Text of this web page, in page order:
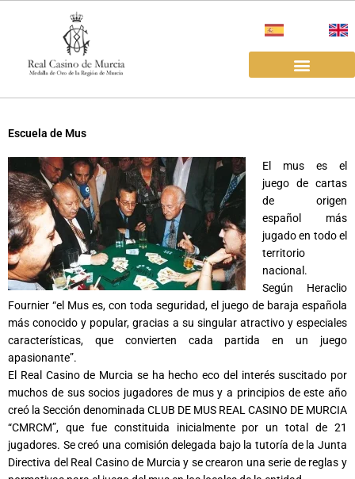
Escuela de Mus
El mus es el
juego de cartas
de origen
español más
jugado en todo el
territorio
nacional.
Según Heraclio
Fournier “el Mus es, con toda seguridad, el juego de baraja española
más conocido y popular, gracias a su singular atractivo y especiales
características, que convierten cada partida en un juego
apasionante”.
El Real Casino de Murcia se ha hecho eco del interés suscitado por
muchos de sus socios jugadores de mus y a principios de este año
creó la Sección denominada CLUB DE MUS REAL CASINO DE MURCIA
“CMRCM”, que fue constituida inicialmente por un total de 21
jugadores. Se creó una comisión delegada bajo la tutoría de la Junta
Directiva del Real Casino de Murcia y se crearon una serie de reglas y